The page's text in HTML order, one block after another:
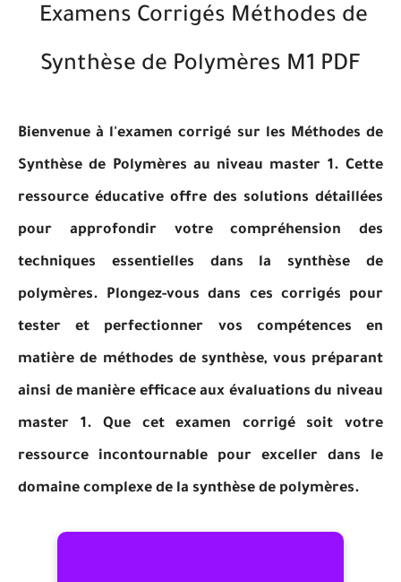
Examens Corrigés Méthodes de
Synthèse de Polymères M1 PDF
Bienvenue à l'examen corrigé sur les Méthodes de
Synthèse de Polymères au niveau master 1. Cette
ressource éducative offre des solutions détaillées
pour approfondir votre compréhension des
techniques essentielles dans la synthèse de
polymères. Plongez-vous dans ces corrigés pour
tester et perfectionner vos compétences en
matière de méthodes de synthèse, vous préparant
ainsi de manière efficace aux évaluations du niveau
master 1. Que cet examen corrigé soit votre
ressource incontournable pour exceller dans le
domaine complexe de la synthèse de polymères.